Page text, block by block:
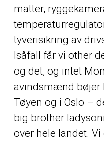
matter,
tyverisikring av
Isåfall får vi other
og det, og intet
avindsmænd bøjer
Tøyen og i Oslo –
big brother
over hele landet.